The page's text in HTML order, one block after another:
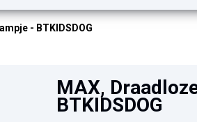
- BTKIDSDOG
MAX,
BTKIDSDOG